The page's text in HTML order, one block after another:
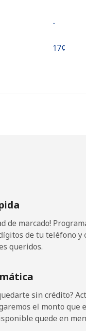
-
⁦17¢⁩
-
-
de marcado!
de tu teléfono y
queridos.
sin crédito?
el monto que
quede en